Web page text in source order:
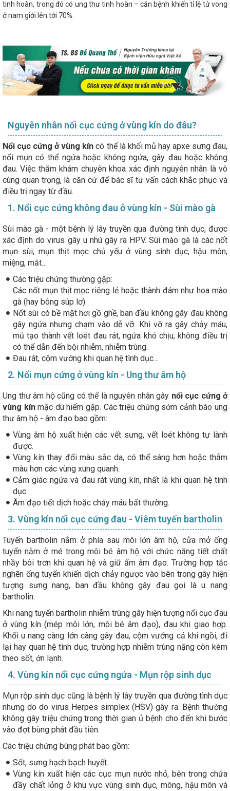
tinh hoàn, trong đó có ung thư tinh hoàn – căn bệnh khiến tỉ lệ tử vong
ở nam giới lên tới 70%.
Nguyên nhân nổi cục cứng ở vùng kín do đâu?
Nổi cục cứng ở vùng kín có thể là khối mủ hay apxe sưng đau,
nổi mụn có thể ngứa hoặc không ngứa, gây đau hoặc không
đau. Việc thăm khám chuyên khoa xác định nguyên nhân là vô
cùng quan trọng, là căn cứ để bác sĩ tư vấn cách khắc phục và
điều trị ngay từ đầu.
1. Nổi cục cứng không đau ở vùng kín - Sùi mào gà
Sùi mào gà - một bệnh lý lây truyền qua đường tình dục, được
xác định do virus gây u nhú gây ra HPV. Sùi mào gà là các nốt
mụn sùi, mụn thịt mọc chủ yếu ở vùng sinh dục, hậu môn,
miệng, mắt…
Các triệu chứng thường gặp:
Các nốt mụn thịt mọc riêng lẻ hoặc thành đám như hoa mào
gà (hay bông súp lơ).
Nốt sùi có bề mặt hơi gồ ghề, ban đầu không gây đau không
gây ngứa nhưng chạm vào dễ vỡ. Khi vỡ ra gây chảy máu,
mủ tạo thành vết loét đau rát, ngứa khó chịu, không điều trị
có thể dẫn đến bội nhiễm, nhiễm trùng.
Đau rát, cộm vướng khi quan hệ tình dục…
2. Nổi mụn cứng ở vùng kín - Ung thư âm hộ
Ung thư âm hộ cũng có thể là nguyên nhân gây nổi cục cứng ở
vùng kínmặc dù hiếm gặp. Các triệu chứng sớm cảnh báo ung
thư âm hộ - âm đạo bao gồm:
Vùng âm hộ xuất hiện các vết sưng, vết loét không tự lành
được.
Vùng kín thay đổi màu sắc da, có thể sáng hơn hoặc thẫm
màu hơn các vùng xung quanh.
Cảm giác ngứa và đau rát vùng kín, nhất là khi quan hệ tình
dục.
Âm đạo tiết dịch hoặc chảy máu bất thường.
3. Vùng kín nổi cục cứng đau - Viêm tuyến bartholin
Tuyến bartholin nằm ở phía sau môi lớn âm hộ, cửa mở ống
tuyển nằm ở mé trong môi bé âm hộ với chức năng tiết chất
nhầy bôi trơn khi quan hệ và giữ ẩm âm đạo. Trường hợp tắc
nghẽn ống tuyến khiến dịch chảy ngược vào bên trong gây hiện
tượng sưng nang, ban đầu không gây đau gọi là u nang
bartholin.
Khi nang tuyến bartholin nhiễm trùng gây hiện tượng nổi cục đau
ở vùng kín (mép môi lớn, môi bé âm đạo), đau khi giao hợp.
Khối u nang càng lớn càng gây đau, cộm vướng cả khi ngồi, đi
lại hay quan hệ tình dục, trường hợp nhiễm trùng nặng còn kèm
theo sốt, ớn lạnh.
4. Vùng kín nổi cục cứng ngứa - Mụn rộp sinh dục
Mụn rộp sinh dục cũng là bệnh lý lây truyền qua đường tình dục
nhưng do do virus Herpes simplex (HSV) gây ra. Bệnh thường
không gây triệu chứng trong thời gian ủ bệnh cho đến khi bước
vào đợt bùng phát đầu tiên.
Các triệu chứng bùng phát bao gồm:
Sốt, sưng hạch bạch huyết.
Vùng kín xuất hiện các cục mụn nước nhỏ, bên trong chứa
đầy chất lỏng ở khu vực vùng sinh dục, mông, hậu môn và